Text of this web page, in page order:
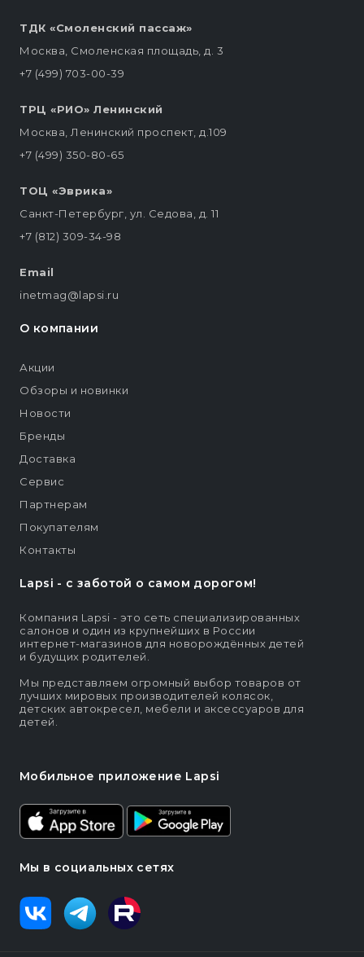
Lapsi - c заботой о самом дорогом!
Компания Lapsi - это сеть специализированных
салонов и один из крупнейших в России
интернет-магазинов для новорождённых детей
и будущих родителей.
Мы представляем огромный выбор товаров от
лучших мировых производителей колясок,
детских автокресел, мебели и аксессуаров для
детей.
Мобильное приложение Lapsi
Мы в социальных сетях
ТДК «Смоленский пассаж»
Москва, Смоленская площадь, д. 3
+7 (499) 703-00-39
ТРЦ «РИО» Ленинский
Москва, Ленинский проспект, д.109
+7 (499) 350-80-65
ТОЦ «Эврика»
Санкт-Петербург, ул. Седова, д. 11
+7 (812) 309-34-98
Email
inetmag@lapsi.ru
О компании
Акции
Обзоры и новинки
Новости
Бренды
Доставка
Сервис
Партнерам
Покупателям
Контакты